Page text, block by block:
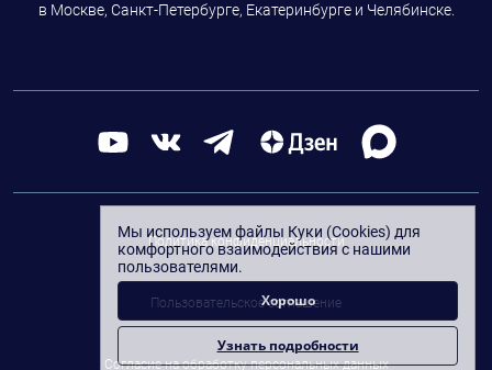
в Москве, Санкт-Петербурге, Екатеринбурге и Челябинске.
Политика конфиденциальности
Пользовательское соглашение
Согласие на обработку персональных данных
Мы используем файлы Куки (Cookies) для
комфортного взаимодействия с нашими
пользователями.
Хорошо
Узнать подробности